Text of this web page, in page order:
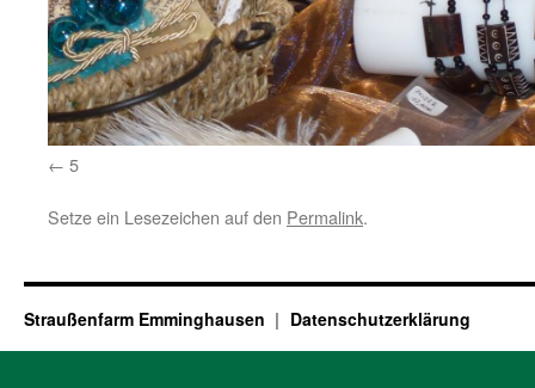
5
Setze ein Lesezeichen auf den Permalink.
Straußenfarm Emminghausen Datenschutzerklärung